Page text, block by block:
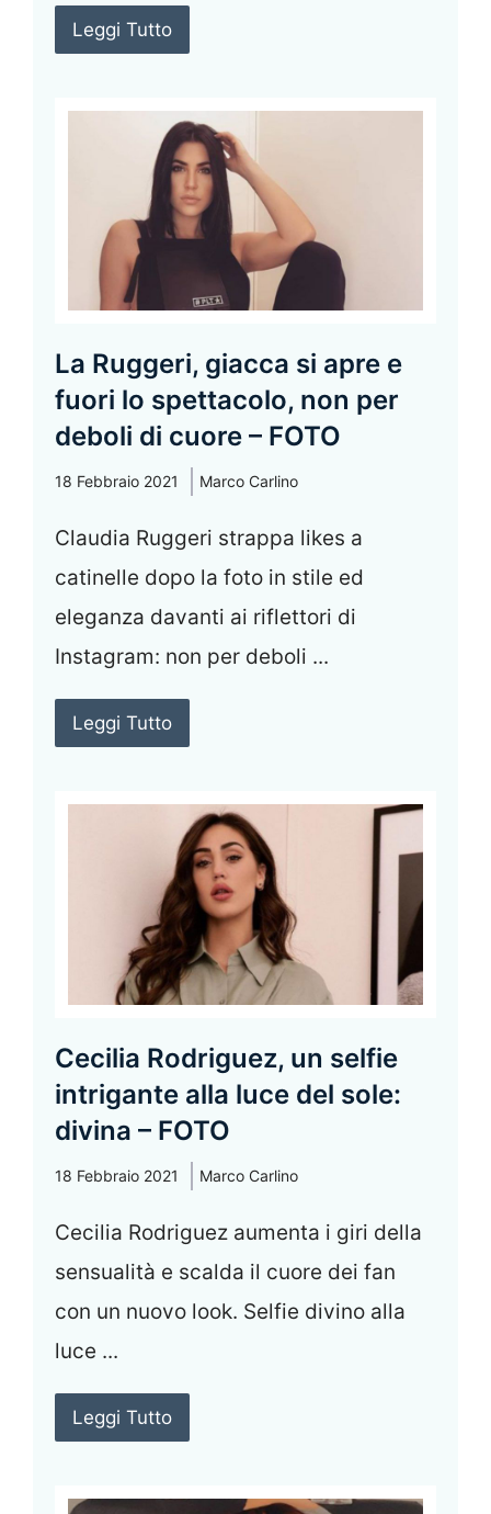
Leggi Tutto
La Ruggeri, giacca si apre e
fuori lo spettacolo, non per
deboli di cuore – FOTO
18 Febbraio 2021 Marco Carlino
Claudia Ruggeri strappa likes a
catinelle dopo la foto in stile ed
eleganza davanti ai riflettori di
Instagram: non per deboli ...
Leggi Tutto
Cecilia Rodriguez, un selfie
intrigante alla luce del sole:
divina – FOTO
18 Febbraio 2021 Marco Carlino
Cecilia Rodriguez aumenta i giri della
sensualità e scalda il cuore dei fan
con un nuovo look. Selfie divino alla
luce ...
Leggi Tutto